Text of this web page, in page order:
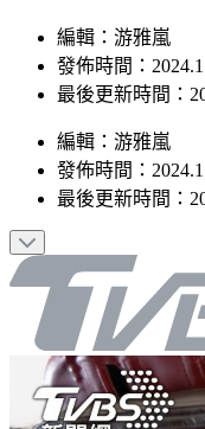
編輯：游雅嵐
發佈時間：
最後更新時間：
編輯 ： 游雅嵐
發佈時間：
最後更新時間：